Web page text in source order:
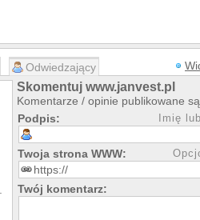
Odwiedzający
Skomentuj www.janvest.pl
Komentarze / opinie publikowane są
Podpis:
Imię
Twoja strona WWW:
Twój komentarz: